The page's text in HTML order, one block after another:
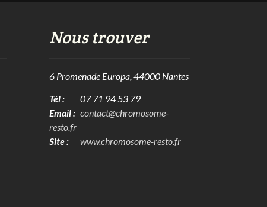
Nous trouver
6 Promenade Europa, 44000 Nantes
Tél :
07 71 94 53 79
Email : contact@chromosome-
resto.fr
Site :
www.chromosome-resto.fr